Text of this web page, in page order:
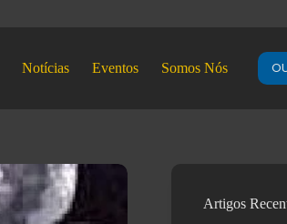
Notícias Eventos Somos Nós
Artigos